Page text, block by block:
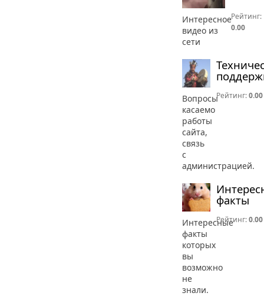
Интересное
видео из
сети
Рейтинг:
0.00
Вопросы
касаемо
работы
сайта,
связь
с
администрацией.
Рейтинг:0.00
факты
Интересные
факты
которых
вы
возможно
не
знали.
Рейтинг:0.00